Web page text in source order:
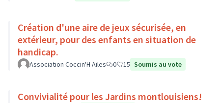
Création d'une aire de jeux sécurisée, en
extérieur, pour des enfants en situation de
handicap.
Association Coccin'H Ailes 0 15 Soumis au vote
Convivialité pour les Jardins montlouisiens!